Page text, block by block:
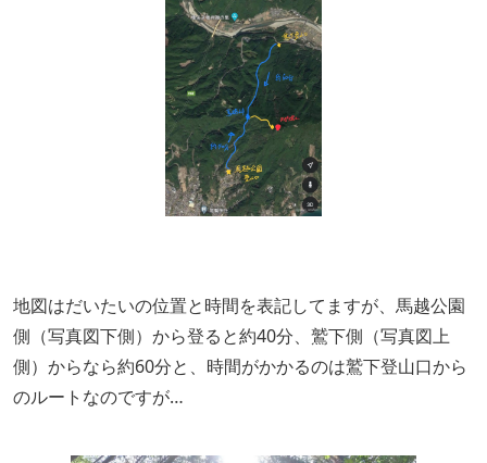
地図はだいたいの位置と時間を表記してますが、馬越公園
側（写真図下側）から登ると約40分、鷲下側（写真図上
側）からなら約60分と、時間がかかるのは鷲下登山口から
のルートなのですが…